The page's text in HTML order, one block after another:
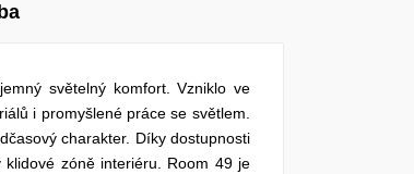
světelný komfort. Vzniklo ve
i promyšlené práce se světlem.
charakter. Díky dostupnosti
zóně interiéru. Room 49 je